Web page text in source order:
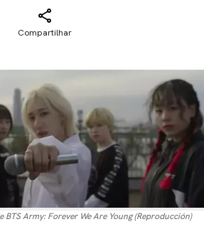
Compartilhar
BTS Army: Forever We Are Young (Reproducción)